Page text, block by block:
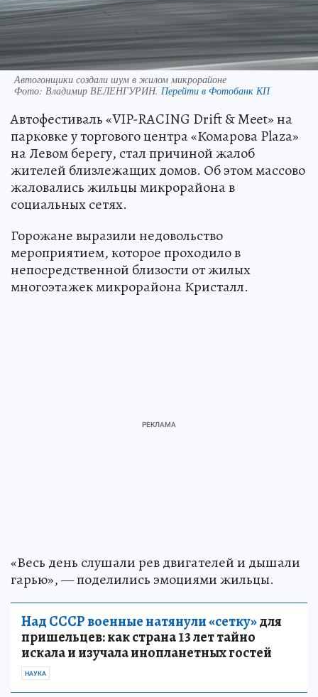
Автогонщики создали шум в жилом микрорайоне
Фото: Владимир ВЕЛЕНГУРИН. Перейти в Фотобанк КП
Автофестиваль «VIP-RACING Drift & Meet» на
парковке у торгового центра «Комарова Plaza»
на Левом берегу, стал причиной жалоб
жителей близлежащих домов. Об этом массово
жаловались жильцы микрорайона в
социальных сетях.
Горожане выразили недовольство
мероприятием, которое проходило в
непосредственной близости от жилых
многоэтажек микрорайона Кристалл.
«Весь день слушали рев двигателей и дышали
гарью», — поделились эмоциями жильцы.
Над СССР военные натянули «сетку»для
пришельцев: как страна 13 лет тайно
искала и изучала инопланетных гостей
НАУКА